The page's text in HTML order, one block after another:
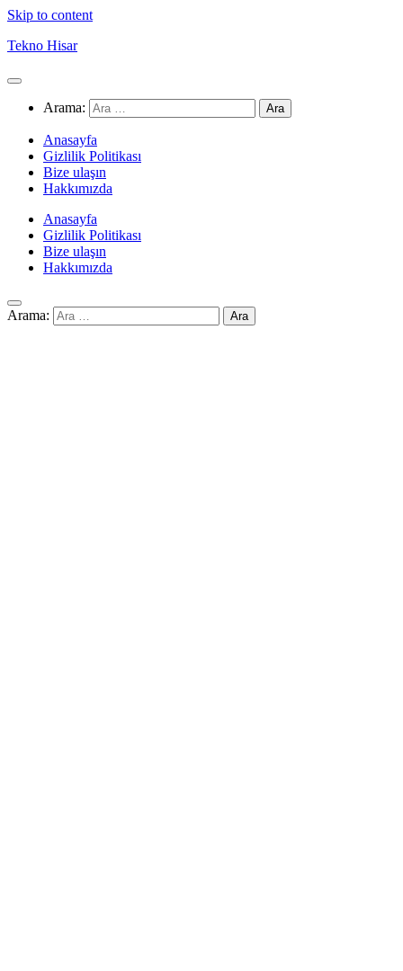
Skip to content
Tekno Hisar
Arama:
Anasayfa
Gizlilik Politikası
Bize ulaşın
Hakkımızda
Anasayfa
Gizlilik Politikası
Bize ulaşın
Hakkımızda
Arama: